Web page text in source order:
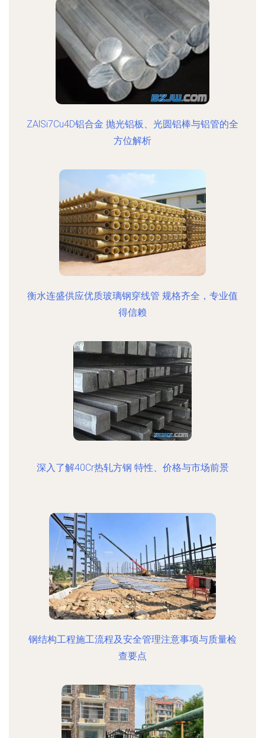
ZAlSi7Cu4D铝合金 抛光铝板、光圆铝棒与铝管的全
方位解析
衡水连盛供应优质玻璃钢穿线管 规格齐全，专业值
得信赖
深入了解40Cr热轧方钢 特性、价格与市场前景
钢结构工程施工流程及安全管理注意事项与质量检
查要点